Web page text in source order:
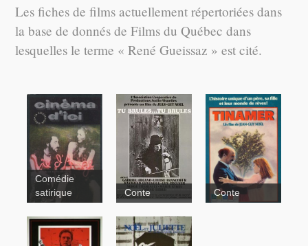
Les fiches de films actuellement répertoriées dans
la base de donnés de Films du Québec dans
lesquelles le terme « René Gueissaz » est cité.
Vie d'ange
Comédie
satirique
Conte
Tinamer
Conte